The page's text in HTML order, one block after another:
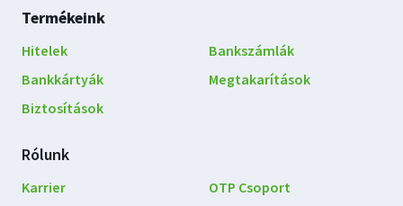
Lábléc
navigáció
Termékeink
Hitelek
Bankszámlák
Bankkártyák
Megtakarítások
Biztosítások
Rólunk
Karrier
OTP Csoport